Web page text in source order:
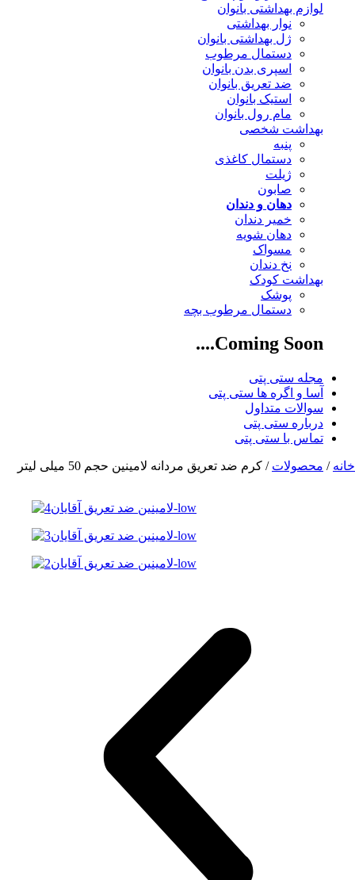
لوازم بهداشتی بانوان
نوار بهداشتی
ژل بهداشتی بانوان
دستمال مرطوب
اسپری بدن بانوان
ضد تعریق بانوان
استیک بانوان
مام رول بانوان
بهداشت شخصی
پنبه
دستمال کاغذی
ژیلت
صابون
دهان و دندان
خمیر دندان
دهان شویه
مسواک
نخ دندان
بهداشت کودک
پوشک
دستمال مرطوب بچه
Coming Soon....
مجله ستی پتی
آسا و اگره ها ستی پتی
سوالات متداول
درباره ستی پتی
تماس با ستی پتی
خانه / محصولات / کرم ضد تعریق مردانه لامینین حجم 50 میلی لیتر